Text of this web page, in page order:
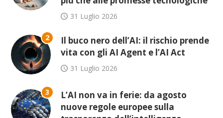
31 Luglio 2026
2
Il buco nero dell’AI: il rischio prende
vita con gli AI Agent e l’AI Act
31 Luglio 2026
3
L’AI non va in ferie: da agosto
nuove regole europee sulla